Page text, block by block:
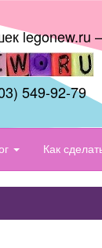
legonew.ru
549-92-79
Как